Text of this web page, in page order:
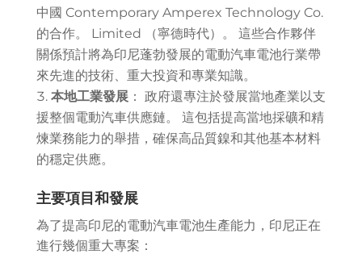
中國 Contemporary Amperex Technology Co.
的合作。 Limited （寧德時代）。 這些合作夥伴
關係預計將為印尼蓬勃發展的電動汽車電池行業帶
來先進的技術、重大投資和專業知識。
本地工業發展： 政府還專注於發展當地產業以支
援整個電動汽車供應鏈。 這包括提高當地採礦和精
煉業務能力的舉措，確保高品質鎳和其他基本材料
的穩定供應。
主要項目和發展
為了提高印尼的電動汽車電池生產能力，印尼正在
進行幾個重大專案：